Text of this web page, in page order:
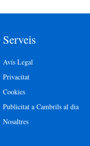
Serveis
Avís Legal
Privacitat
Cookies
Publicitat a Cambrils al dia
Nosaltres